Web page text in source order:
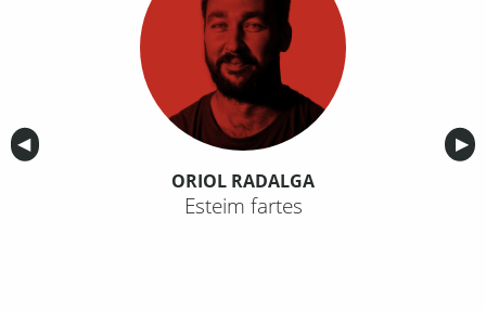
Anterior
◀︎ ▶︎
ORIOL RADALGA
Esteim fartes